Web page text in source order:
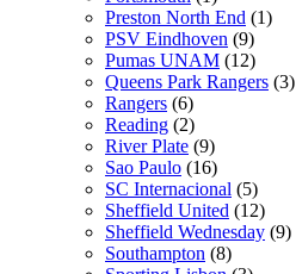
Preston North End (1)
PSV Eindhoven (9)
Pumas UNAM (12)
Queens Park Rangers (3)
Rangers (6)
Reading (2)
River Plate (9)
Sao Paulo (16)
SC Internacional (5)
Sheffield United (12)
Sheffield Wednesday (9)
Southampton (8)